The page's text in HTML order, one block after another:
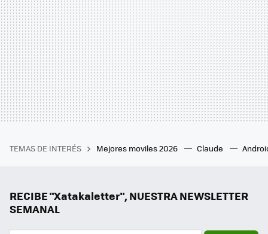
TEMAS DE INTERÉS Mejores moviles 2026 Claude
RECIBE "Xatakaletter", NUESTRA NEWSLETTER
SEMANAL